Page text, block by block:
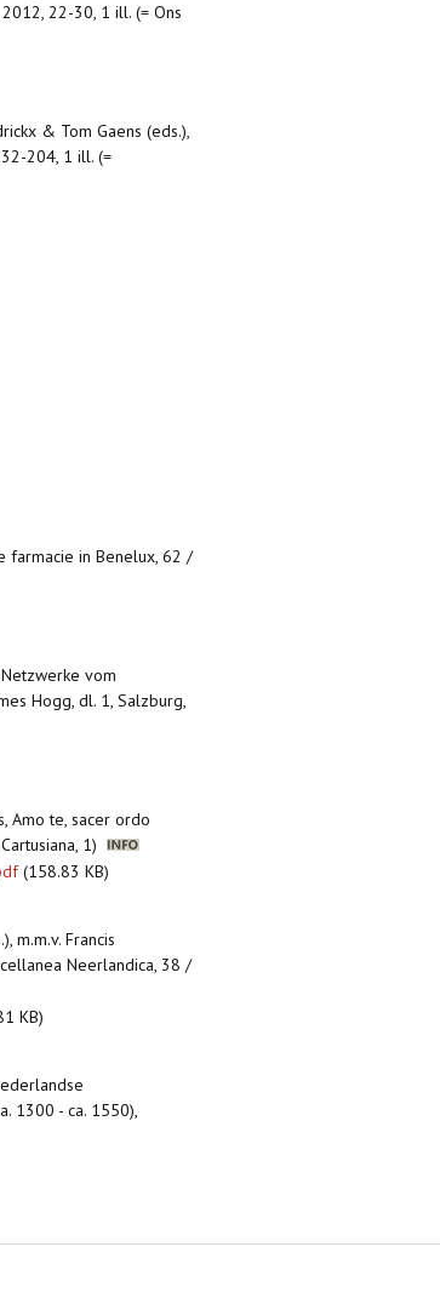
22-30, 1 ill. (= Ons
& Tom Gaens (eds.),
204, 1 ill. (=
farmacie in Benelux, 62 /
vom
Hogg, dl. 1, Salzburg,
Amo te, sacer ordo
1)
(158.83 KB)
m.m.v. Francis
Neerlandica, 38 /
KB)
1300 - ca. 1550),